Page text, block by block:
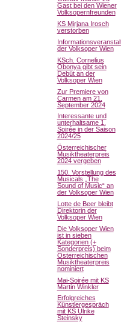
Gast bei den Wiener
Volksopernfreunden
KS Mirjana Irosch
verstorben
der Volksoper Wien
KSch. Cornelius
Obonya gibt sein
Debüt an der
Volksoper Wien
Zur Premiere von
Carmen am 21.
September 2024
Interessante und
unterhaltsame 1.
Soirée in der Saison
2024/25
Österreichischer
Musiktheaterpreis
2024 vergeben
150. Vorstellung des
Musicals „The
Sound of Music“ an
der Volksoper Wien
Lotte de Beer bleibt
Direktorin der
Volksoper Wien
Die Volksoper Wien
ist in sieben
Kategorien (+
Sonderpreis) beim
Österreichischen
Musiktheaterpreis
nominiert
Mai-Soirée mit KS
Martin Winkler
Erfolgreiches
Künstlergespräch
mit KS Ulrike
Steinsky